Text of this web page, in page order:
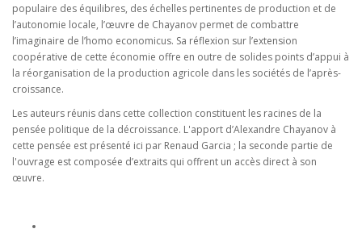
populaire des équilibres, des échelles pertinentes de production et de
l’autonomie locale, l’œuvre de Chayanov permet de combattre
l’imaginaire de l’homo economicus. Sa réflexion sur l’extension
coopérative de cette économie offre en outre de solides points d’appui à
la réorganisation de la production agricole dans les sociétés de l’après-
croissance.
Les auteurs réunis dans cette collection constituent les racines de la
pensée politique de la décroissance. L'apport d’Alexandre Chayanov à
cette pensée est présenté ici par Renaud Garcia ; la seconde partie de
l'ouvrage est composée d’extraits qui offrent un accès direct à son
œuvre.